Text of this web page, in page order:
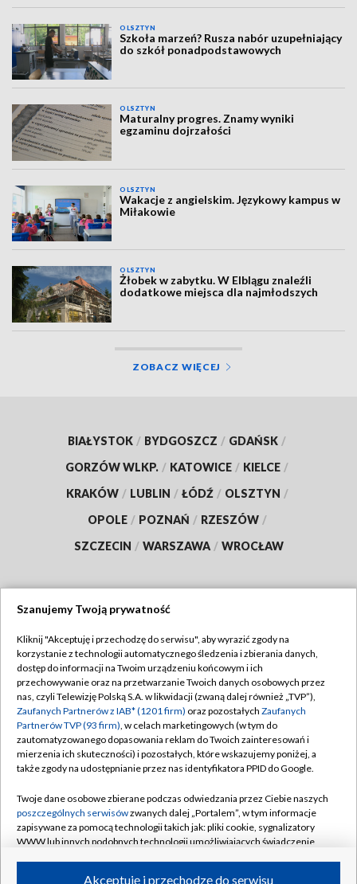
OLSZTYN
Szkoła marzeń? Rusza nabór uzupełniający
do szkół ponadpodstawowych
OLSZTYN
Maturalny progres. Znamy wyniki
egzaminu dojrzałości
OLSZTYN
Wakacje z angielskim. Językowy kampus w
Miłakowie
OLSZTYN
Żłobek w zabytku. W Elblągu znaleźli
dodatkowe miejsca dla najmłodszych
ZOBACZ WIĘCEJ
BIAŁYSTOK / BYDGOSZCZ / GDAŃSK /
GORZÓW WLKP. / KATOWICE / KIELCE /
KRAKÓW / LUBLIN / ŁÓDŹ / OLSZTYN /
OPOLE / POZNAŃ / RZESZÓW /
SZCZECIN / WARSZAWA / WROCŁAW
TVP
Abonament TVP
Emisja w TVP
Centrum informacji TVP
Naziemna Telewizja Cyfrowa
Rada Programowa
System NOS
Informacje o nadawcy
Regulamin TVP
Polityka prywatności
Moje zgody
Pomoc
Kontakt
Kanały
Szanujemy Twoją prywatność
Kliknij "Akceptuję i przechodzę do serwisu", aby wyrazić zgody na
korzystanie z technologii automatycznego śledzenia i zbierania danych,
dostęp do informacji na Twoim urządzeniu końcowym i ich
przechowywanie oraz na przetwarzanie Twoich danych osobowych przez
nas, czyli Telewizję Polską S.A. w likwidacji (zwaną dalej również „TVP”),
Zaufanych Partnerów z IAB* (1201 firm) oraz pozostałych Zaufanych
Partnerów TVP (93 firm), w celach marketingowych (w tym do
zautomatyzowanego dopasowania reklam do Twoich zainteresowań i
mierzenia ich skuteczności) i pozostałych, które wskazujemy poniżej, a
także zgody na udostępnianie przez nas identyfikatora PPID do Google.
Twoje dane osobowe zbierane podczas odwiedzania przez Ciebie naszych
poszczególnych serwisówzwanych dalej „Portalem”, w tym informacje
zapisywane za pomocą technologii takich jak: pliki cookie, sygnalizatory
WWW lub innych podobnych technologii umożliwiających świadczenie
Akceptuję i przechodzę do serwisu